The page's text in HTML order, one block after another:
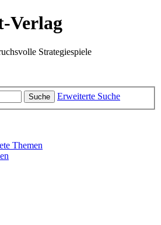
Verlag
Strategiespiele
Suche Erweiterte Suche
Themen